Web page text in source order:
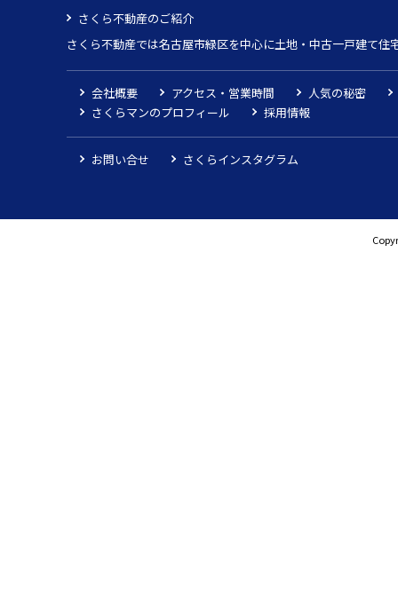
さくら不動産のご紹介
さくら不動産では名古屋市緑区を中心に土地・中古一戸建て
会社概要 アクセス・営業時間
人気の秘密
さくらマンのプロフィール
採用情報
お問い合せ さくらインスタグラム